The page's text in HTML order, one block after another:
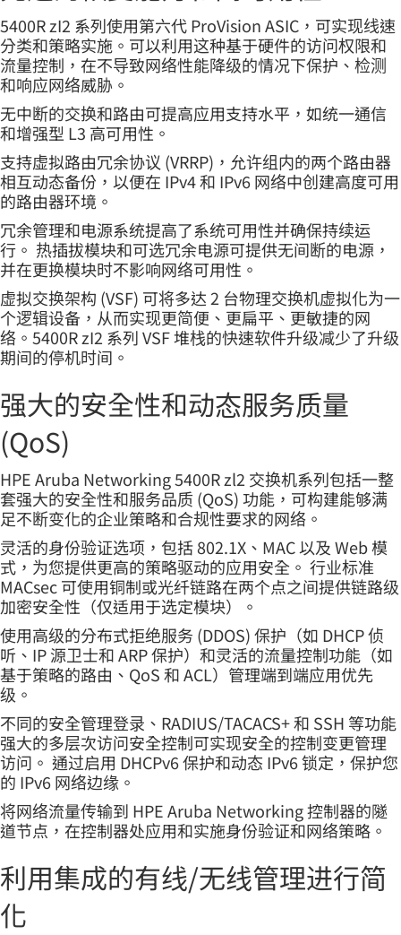
5400R zI2 系列使用第六代 ProVision ASIC，可实现线速
分类和策略实施。可以利用这种基于硬件的访问权限和
流量控制，在不导致网络性能降级的情况下保护、检测
和响应网络威胁。
无中断的交换和路由可提高应用支持水平，如统一通信
和增强型 L3 高可用性。
支持虚拟路由冗余协议 (VRRP)，允许组内的两个路由器
相互动态备份，以便在 IPv4 和 IPv6 网络中创建高度可用
的路由器环境。
冗余管理和电源系统提高了系统可用性并确保持续运
行。 热插拔模块和可选冗余电源可提供无间断的电源，
并在更换模块时不影响网络可用性。
虚拟交换架构 (VSF) 可将多达 2 台物理交换机虚拟化为一
个逻辑设备，从而实现更简便、更扁平、更敏捷的网
络。5400R zI2 系列 VSF 堆栈的快速软件升级减少了升级
期间的停机时间。
强大的安全性和动态服务质量
(QoS)
HPE Aruba Networking 5400R zl2 交换机系列包括一整
套强大的安全性和服务品质 (QoS) 功能，可构建能够满
足不断变化的企业策略和合规性要求的网络。
灵活的身份验证选项，包括 802.1X、MAC 以及 Web 模
式，为您提供更高的策略驱动的应用安全。 行业标准
MACsec 可使用铜制或光纤链路在两个点之间提供链路级
加密安全性（仅适用于选定模块）。
使用高级的分布式拒绝服务 (DDOS) 保护（如 DHCP 侦
听、IP 源卫士和 ARP 保护）和灵活的流量控制功能（如
基于策略的路由、QoS 和 ACL）管理端到端应用优先
级。
不同的安全管理登录、RADIUS/TACACS+ 和 SSH 等功能
强大的多层次访问安全控制可实现安全的控制变更管理
访问。 通过启用 DHCPv6 保护和动态 IPv6 锁定，保护您
的 IPv6 网络边缘。
将网络流量传输到 HPE Aruba Networking 控制器的隧
道节点，在控制器处应用和实施身份验证和网络策略。
利用集成的有线/无线管理进行简
化